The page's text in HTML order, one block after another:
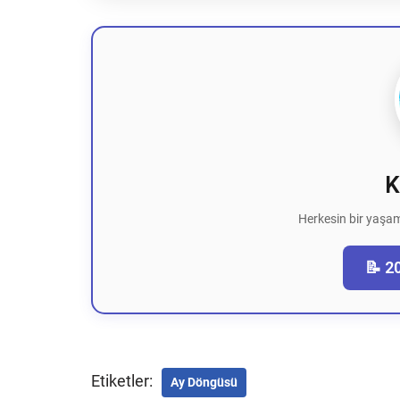
Herkesin bir
📝
Etiketler: Ay Döngüsü